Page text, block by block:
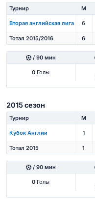
Турнир М
Вторая английская лига 6
Тотал 2015/2016 6
/ 90 мин
0 Голы
2015 сезон
Турнир М
Кубок Англии 1
Тотал 2015 1
/ 90 мин
0 Голы